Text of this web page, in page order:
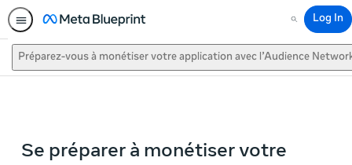
Search
Log In
Préparez-vous à monétiser votre application avec l’Audience
Se préparer à monétiser votre